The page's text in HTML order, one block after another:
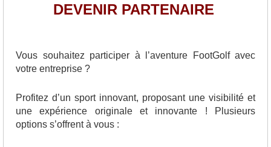
DEVENIR PARTENAIRE
Vous souhaitez participer à l’aventure FootGolf avec
votre entreprise ?
Profitez d’un sport innovant, proposant une visibilité et
une expérience originale et innovante ! Plusieurs
options s’offrent à vous :